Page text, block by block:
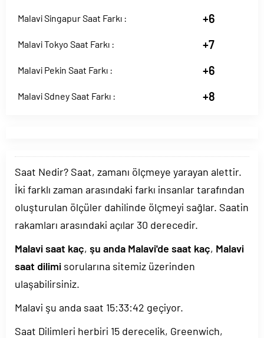
Malavi Singapur Saat Farkı : +6
Malavi Tokyo Saat Farkı : +7
Malavi Pekin Saat Farkı : +6
Malavi Sdney Saat Farkı : +8
Saat Nedir? Saat, zamanı ölçmeye yarayan alettir.
İki farklı zaman arasındaki farkı insanlar tarafından
oluşturulan ölçüler dahilinde ölçmeyi sağlar. Saatin
rakamları arasındaki açılar 30 derecedir.
Malavi saat kaç, şu anda Malavi'de saat kaç, Malavi
saat dilimi sorularına sitemiz üzerinden
ulaşabilirsiniz.
Malavi şu anda saat 15:33:42 geçiyor.
Saat Dilimleri herbiri 15 derecelik, Greenwich,